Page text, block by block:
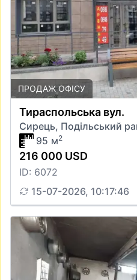
ПРОДАЖ ОФІСУ
Тираспольська вул.
Сирець, Подільський
95 м2
216 000 USD
ID: 6072
15-07-2026, 10:17:46